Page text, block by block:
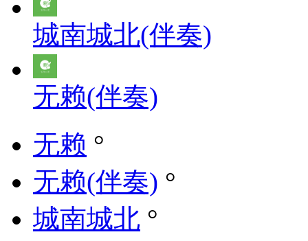
城南城北(伴奏)
无赖(伴奏)
无赖 °
无赖(伴奏) °
城南城北 °